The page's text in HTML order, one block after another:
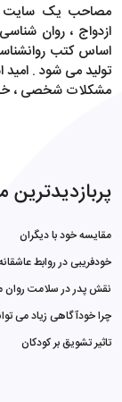
مصاحب یک سایت
ازدواج ، روان
اساس کتب
تولید می شود .
مشکلات شخصی ،
مقایسه خود با دیگران
خودفریبی در روابط
نقش پدر در سلامت روان
چرا خودآگاهی زیاد می
تاثیر تشویق بر کودکان